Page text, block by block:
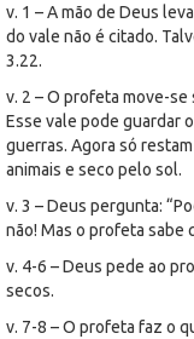
v. 1 – A mão de Deus
do vale não é citado.
3.22.
v. 2 – O profeta move-se
Esse vale pode guardar
guerras. Agora só
animais e seco pelo sol.
v. 3 – Deus pergunta:
não! Mas o profeta sabe
v. 4-6 – Deus pede ao
secos.
v. 7-8 – O profeta faz o